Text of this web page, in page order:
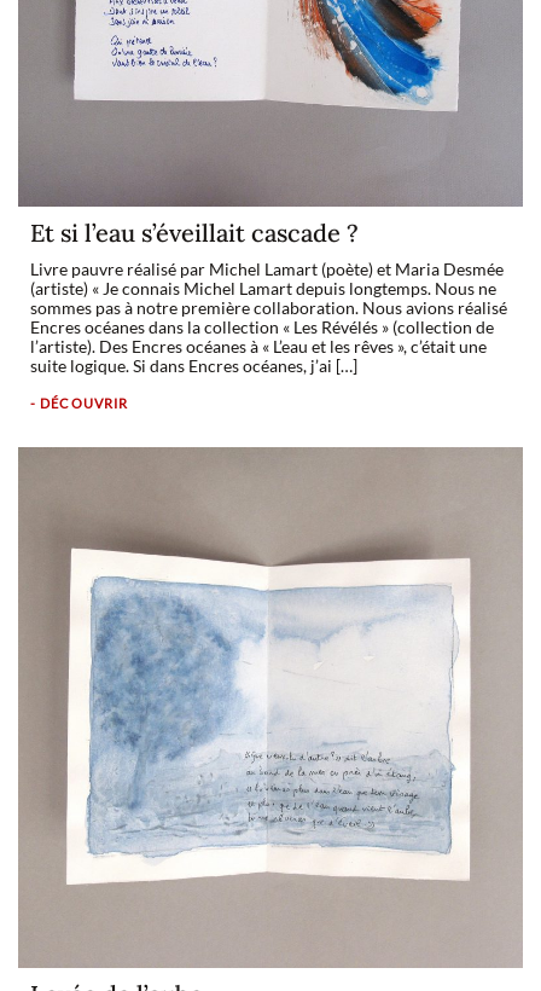
Et si l’eau s’éveillait cascade ?
Livre pauvre réalisé par Michel Lamart (poète) et Maria Desmée
(artiste) « Je connais Michel Lamart depuis longtemps. Nous ne
sommes pas à notre première collaboration. Nous avions réalisé
Encres océanes dans la collection « Les Révélés » (collection de
l’artiste). Des Encres océanes à « L’eau et les rêves », c’était une
suite logique. Si dans Encres océanes, j’ai […]
- DÉCOUVRIR